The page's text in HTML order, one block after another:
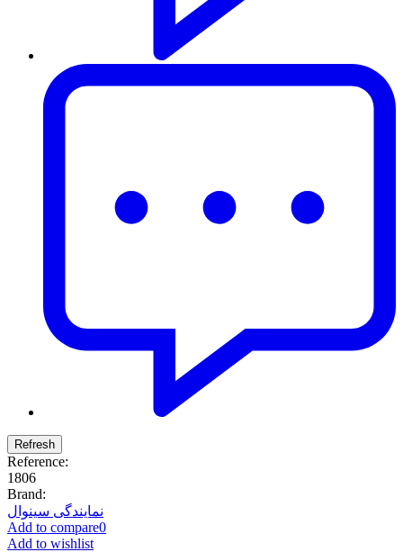
Reference:
1806
Brand:
نمایندگی سینوال
Add to compare0
Add to wishlist